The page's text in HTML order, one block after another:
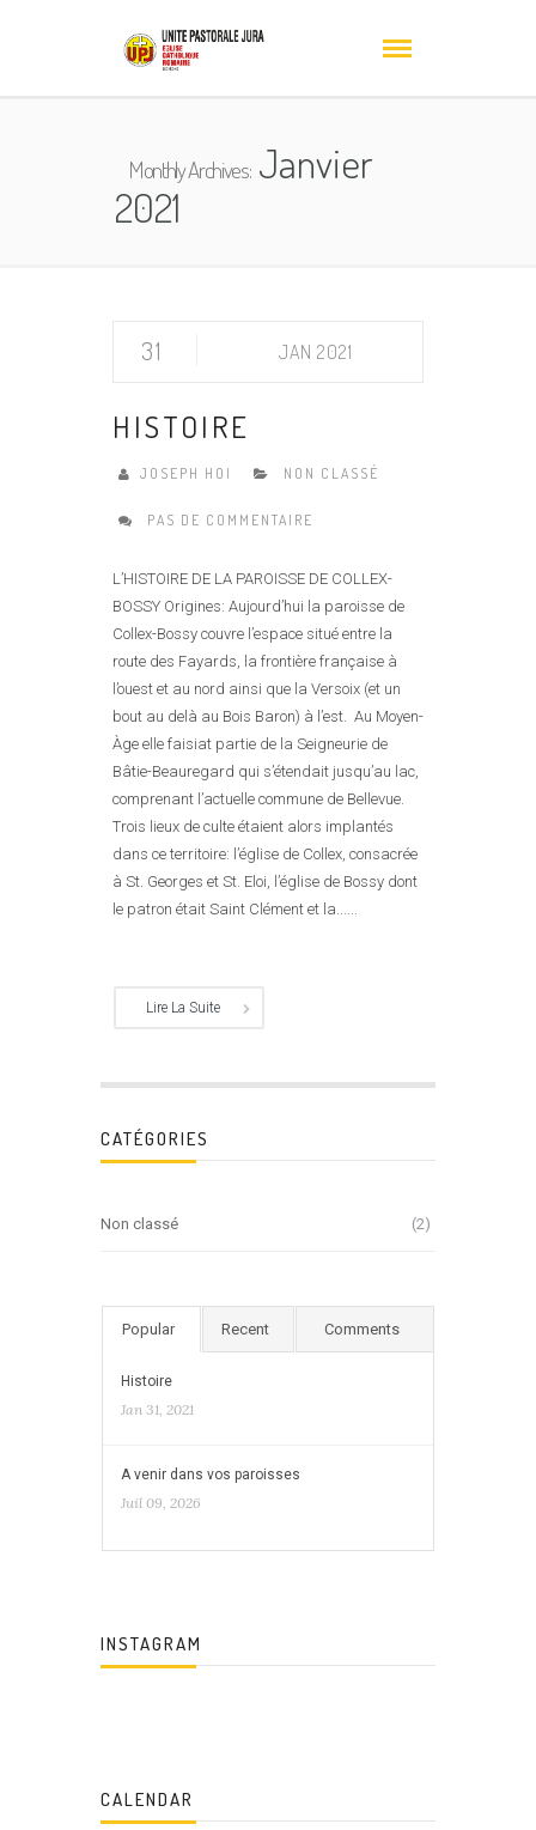
Monthly Archives:Janvier
2021
31 JAN 2021
HISTOIRE
JOSEPH HOI NON CLASSÉ
PAS DE COMMENTAIRE
L’HISTOIRE DE LA PAROISSE DE COLLEX-
BOSSY Origines: Aujourd’hui la paroisse de
Collex-Bossy couvre l’espace situé entre la
route des Fayards, la frontière française à
l’ouest et au nord ainsi que la Versoix (et un
bout au delà au Bois Baron) à l’est. Au Moyen-
Àge elle faisiat partie de la Seigneurie de
Bâtie-Beauregard qui s’étendait jusqu’au lac,
comprenant l’actuelle commune de Bellevue.
Trois lieux de culte étaient alors implantés
dans ce territoire: l’église de Collex, consacrée
à St. Georges et St. Eloi, l’église de Bossy dont
le patron était Saint Clément et la......
Lire La Suite
CATÉGORIES
Non classé (2)
Popular Recent Comments
Histoire
Jan 31, 2021
A venir dans vos paroisses
Juil 09, 2026
INSTAGRAM
CALENDAR